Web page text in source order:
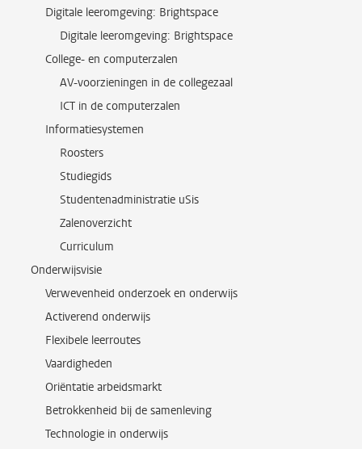
Digitale leeromgeving: Brightspace
Digitale leeromgeving: Brightspace
College- en computerzalen
AV-voorzieningen in de collegezaal
ICT in de computerzalen
Informatiesystemen
Roosters
Studiegids
Studentenadministratie uSis
Zalenoverzicht
Curriculum
Onderwijsvisie
Verwevenheid onderzoek en onderwijs
Activerend onderwijs
Flexibele leerroutes
Vaardigheden
Oriëntatie arbeidsmarkt
Betrokkenheid bij de samenleving
Technologie in onderwijs